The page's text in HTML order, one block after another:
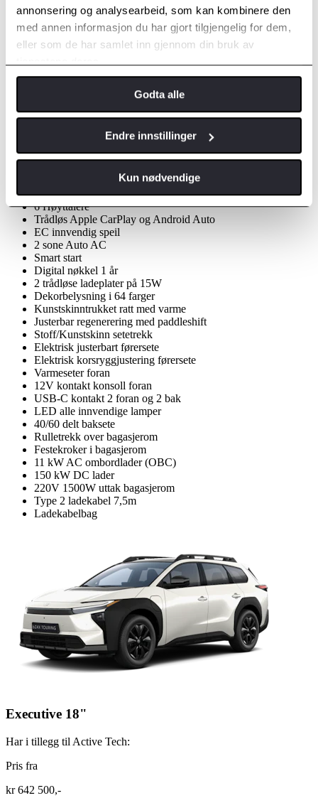
annonsering og analysearbeid, som kan kombinere den
med annen informasjon du har gjort tilgjengelig for dem,
eller som de har samlet inn gjennom din bruk av
Godta alle
Endre innstillinger
Kun nødvendige
Varsel for påkjørsel bak (RCTA)
Nødstoppsystem (EDSS)
Sikker utstigning (SEA)
Skiltgjenkjenning (RSA)
Varsling for spylervæskenivå
Varsel for påkjørsel bakfra
Bryter for airbag passasjersete
Innbruddsalarm med sensorer
14" Multimediaenhet
6 Høyttalere
Trådløs Apple CarPlay og Android Auto
EC innvendig speil
2 sone Auto AC
Smart start
Digital nøkkel 1 år
2 trådløse ladeplater på 15W
Dekorbelysning i 64 farger
Kunstskinntrukket ratt med varme
Justerbar regenerering med paddleshift
Stoff/Kunstskinn setetrekk
Elektrisk justerbart førersete
Elektrisk korsryggjustering førersete
Varmeseter foran
12V kontakt konsoll foran
USB-C kontakt 2 foran og 2 bak
LED alle innvendige lamper
40/60 delt baksete
Rulletrekk over bagasjerom
Festekroker i bagasjerom
11 kW AC ombordlader (OBC)
150 kW DC lader
220V 1500W uttak bagasjerom
Type 2 ladekabel 7,5m
Ladekabelbag
Executive 18"
Har i tillegg til Active Tech:
Pris fra
kr 642 500,-